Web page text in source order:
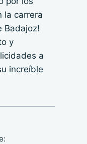
la carrera
Badajoz!
y
a
increíble